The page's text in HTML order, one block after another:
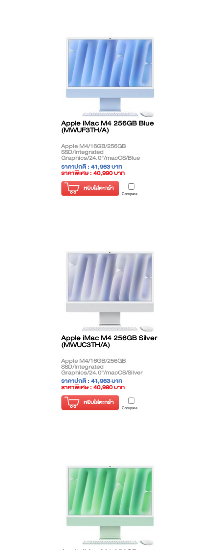
Apple iMac M4 256GB Blue
(MWUF3TH/A)
Apple M4/16GB/256GB
SSD/Integrated
Graphics/24.0"/macOS/Blue
ราคาปกติ :41,963 บาท
ราคาพิเศษ : 40,990 บาท
( ราคาไม่รวมภาษี )
หยิบใส่ตะกร้า
Compare
Apple iMac M4 256GB Silver
(MWUC3TH/A)
Apple M4/16GB/256GB
SSD/Integrated
Graphics/24.0"/macOS/Silver
ราคาปกติ :41,963 บาท
ราคาพิเศษ : 40,990 บาท
( ราคาไม่รวมภาษี )
หยิบใส่ตะกร้า
Compare